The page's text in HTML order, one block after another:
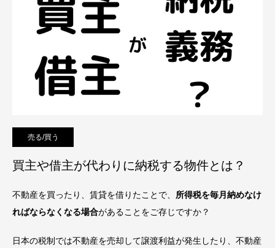
売る/買う
買主や借主が代わりに納税する物件とは？
不動産を買ったり、賃貸を借りたことで、 所得税を毎月納めなけ
ればならなくなる場合があることをご存じですか？
日本の税制では不動産を売却して譲渡利益が発生したり、不動産